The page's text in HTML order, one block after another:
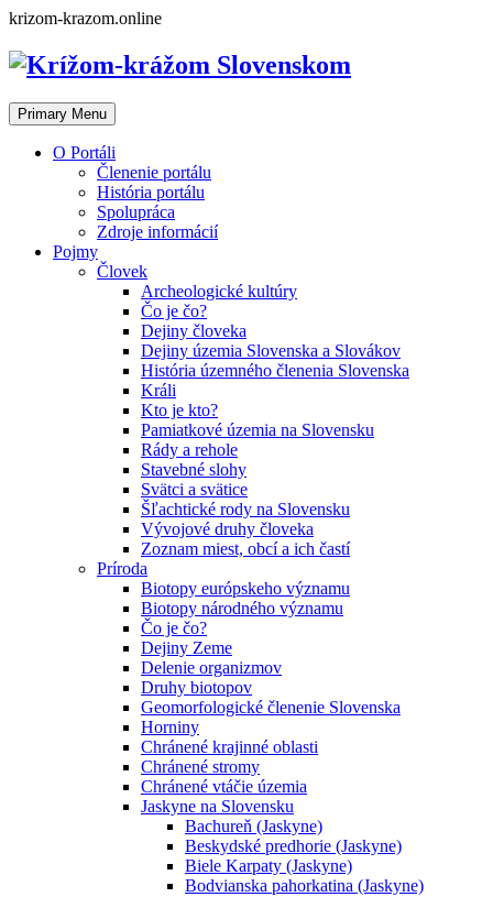
Skip
content
krizom-krazom.online
Primary Menu
O Portáli
Členenie portálu
História portálu
Spolupráca
Zdroje informácií
Pojmy
Človek
Archeologické kultúry
Čo je čo?
Dejiny človeka
Dejiny územia Slovenska a Slovákov
História územného členenia Slovenska
Králi
Kto je kto?
Pamiatkové územia na Slovensku
Rády a rehole
Stavebné slohy
Svätci a svätice
Šľachtické rody na Slovensku
Vývojové druhy človeka
Zoznam miest, obcí a ich častí
Príroda
Biotopy európskeho významu
Biotopy národného významu
Čo je čo?
Dejiny Zeme
Delenie organizmov
Druhy biotopov
Geomorfologické členenie Slovenska
Horniny
Chránené krajinné oblasti
Chránené stromy
Chránené vtáčie územia
Jaskyne na Slovensku
Bachureň (Jaskyne)
Beskydské predhorie (Jaskyne)
Biele Karpaty (Jaskyne)
Bodvianska pahorkatina (Jaskyne)